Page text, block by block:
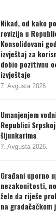
Nikad, od kako
revizija u
Konsolidovani
izvještaj za
dobio pozitivnu
izvještaje
7. Avgusta 2026.
Umanjenjem
Republici
šljunkarima
7. Avgusta 2026.
Građani uporno
nezakonitosti,
žele da riješe
na gradačačkom